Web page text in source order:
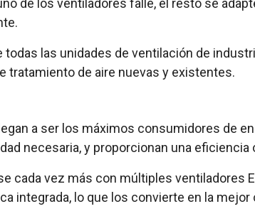
las unidades de ventilación de
tratamiento de aire nuevas y existentes.
a ser los máximos consumidores de
necesaria, y proporcionan una
cada vez más con múltiples ventiladores
integrada, lo que los convierte en la